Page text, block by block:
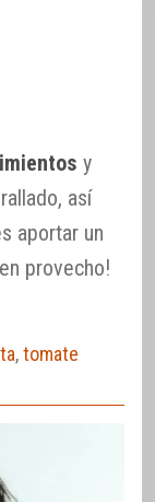
y
así
aportar un
provecho!
,tomate